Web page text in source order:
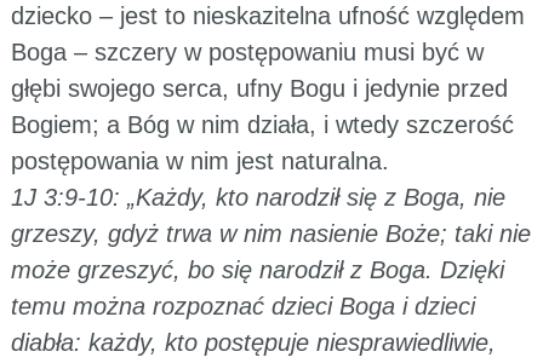
dziecko – jest to nieskazitelna ufność względem
Boga – szczery w postępowaniu musi być w
głębi swojego serca, ufny Bogu i jedynie przed
Bogiem; a Bóg w nim działa, i wtedy szczerość
postępowania w nim jest naturalna.
1J 3:9-10: „Każdy, kto narodził się z Boga, nie
grzeszy, gdyż trwa w nim nasienie Boże; taki nie
może grzeszyć, bo się narodził z Boga. Dzięki
temu można rozpoznać dzieci Boga i dzieci
diabła: każdy, kto postępuje niesprawiedliwie,